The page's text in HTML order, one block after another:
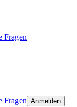
Fragen
Fragen Anmelden